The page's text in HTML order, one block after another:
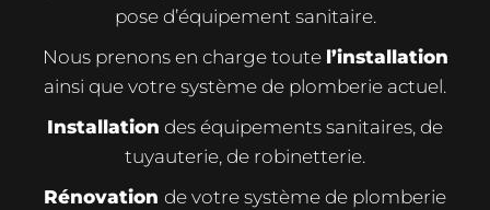
pose d’équipement sanitaire.
Nous prenons en charge toute l’installation
ainsi que votre système de plomberie actuel.
Installation des équipements sanitaires, de
tuyauterie, de robinetterie.
Rénovation de votre système de plomberie